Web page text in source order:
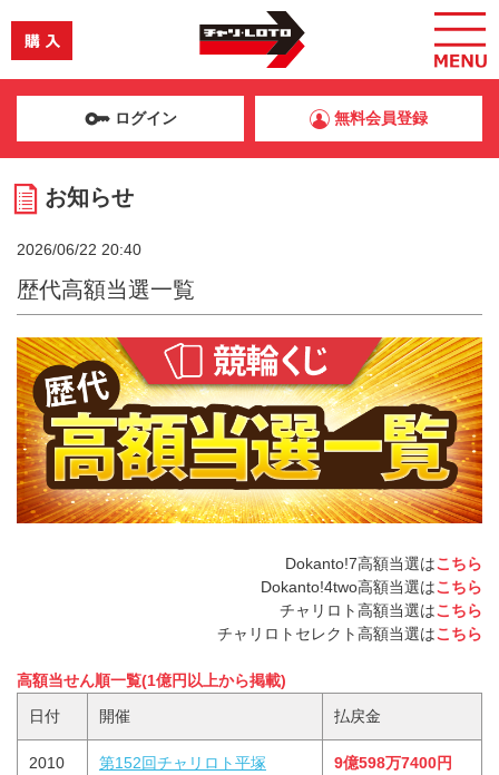
ログイン 無料会員登録
お知らせ
2026/06/22 20:40
歴代高額当選一覧
Dokanto!7高額当選はこちら
Dokanto!4two高額当選はこちら
チャリロト高額当選はこちら
チャリロトセレクト高額当選はこちら
高額当せん順一覧(1億円以上から掲載)
日付
開催 払戻金
2010
第152回チャリロト平塚
9億598万7400円